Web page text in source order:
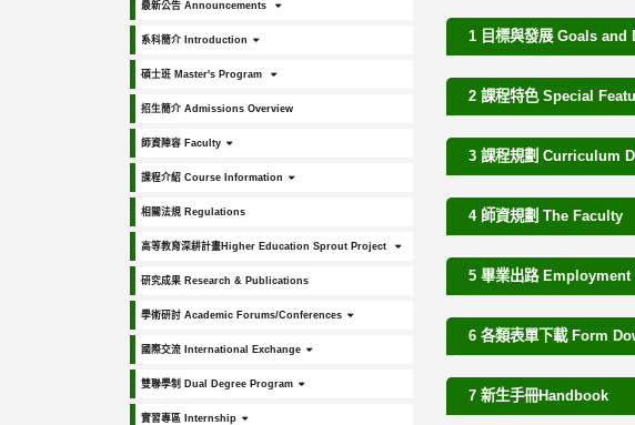
最新公告 Announcements
系科簡介 Introduction
碩士班 Master's Program
招生簡介 Admissions Overview
師資陣容 Faculty
課程介紹 Course Information
相關法規 Regulations
高等教育深耕計畫Higher Education Sprout Project
研究成果 Research & Publications
學術研討 Academic Forums/Conferences
國際交流 International Exchange
雙聯學制 Dual Degree Program
實習專區 Internship
1 目標與發展 Goals and
2 課程特色 Special
3 課程規劃 Curriculum
4 師資規劃 The Faculty
5 畢業出路
6 各類表單下載 Form
7 新生手冊Handbook